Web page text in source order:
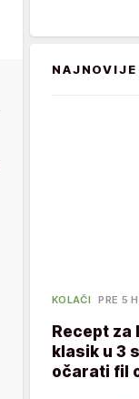
NAJNOVIJE
KOLAČI PRE 5 H
Recept za
klasik u 3
očarati fil